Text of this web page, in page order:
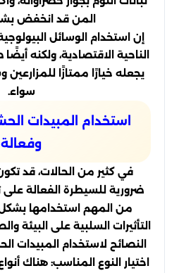
المن قد انخفض
إن استخدام الوسائل
الناحية الاقتصادية، ولكنه
يجعله خيارًا ممتازًا
سواء.
استخدام المبيدات
وفعالة
في كثير من الحالات، قد
ضرورية للسيطرة الفعالة
من المهم استخدامها
التأثيرات السلبية على البيئة
النصائح لاستخدام المبيدات
اختيار النوع المناسب: هناك